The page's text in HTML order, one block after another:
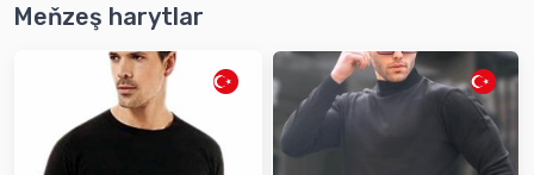
Meňzeş harytlar